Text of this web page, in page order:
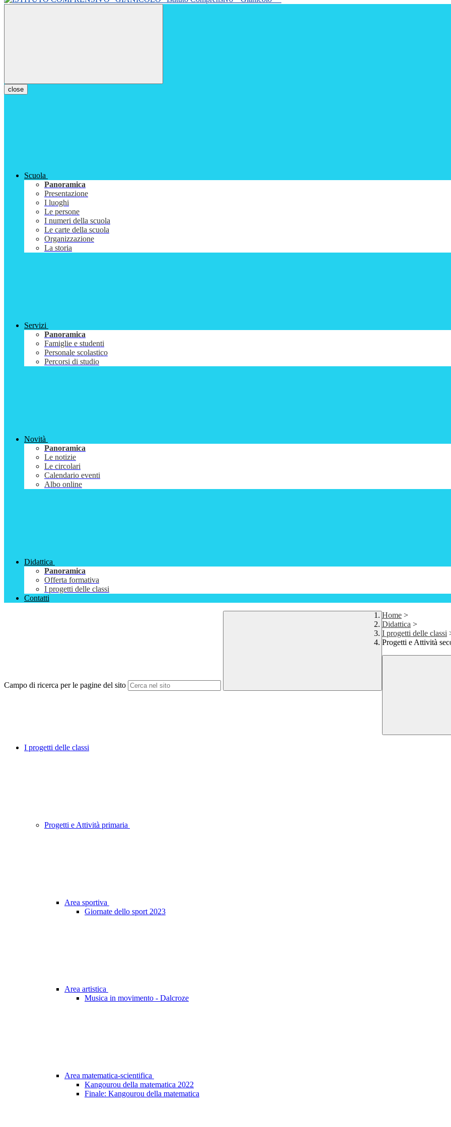
close
Scuola
Panoramica
Presentazione
I luoghi
Le persone
I numeri della scuola
Le carte della scuola
Organizzazione
La storia
Servizi
Panoramica
Famiglie e studenti
Personale scolastico
Percorsi di studio
Novità
Panoramica
Le notizie
Le circolari
Calendario eventi
Albo online
Didattica
Panoramica
Offerta formativa
I progetti delle classi
Contatti
Campo di ricerca per le pagine del sito
Home >
Didattica >
I progetti delle classi
Progetti e Attività
I progetti delle classi
Progetti e Attività primaria
Area sportiva
Giornate dello sport 2023
Area artistica
Musica in movimento - Dalcroze
Area matematica-scientifica
Kangourou della matematica 2022
Finale: Kangourou della matematica